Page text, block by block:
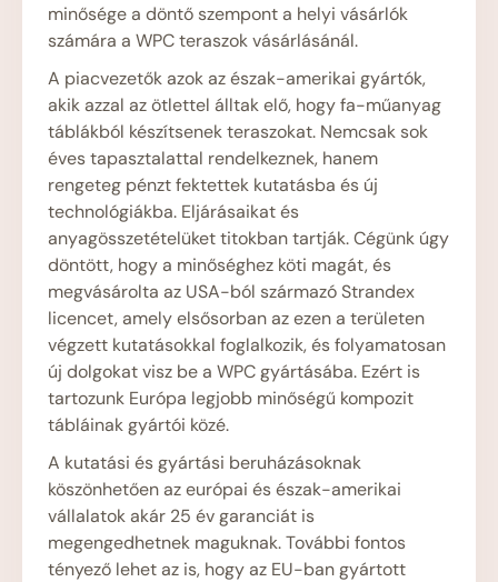
minősége a döntő szempont a helyi vásárlók
számára a WPC teraszok vásárlásánál.
A piacvezetők azok az észak-amerikai gyártók,
akik azzal az ötlettel álltak elő, hogy fa-műanyag
táblákból készítsenek teraszokat. Nemcsak sok
éves tapasztalattal rendelkeznek, hanem
rengeteg pénzt fektettek kutatásba és új
technológiákba. Eljárásaikat és
anyagösszetételüket titokban tartják. Cégünk úgy
döntött, hogy a minőséghez köti magát, és
megvásárolta az USA-ból származó Strandex
licencet, amely elsősorban az ezen a területen
végzett kutatásokkal foglalkozik, és folyamatosan
új dolgokat visz be a WPC gyártásába. Ezért is
tartozunk Európa legjobb minőségű kompozit
tábláinak gyártói közé.
A kutatási és gyártási beruházásoknak
köszönhetően az európai és észak-amerikai
vállalatok akár 25 év garanciát is
megengedhetnek maguknak. További fontos
tényező lehet az is, hogy az EU-ban gyártott